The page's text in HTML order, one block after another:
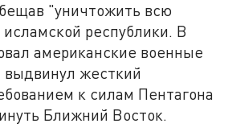
"уничтожить всю
исламской республики. В
американские военные
выдвинул жесткий
к силам Пентагона
Ближний Восток.